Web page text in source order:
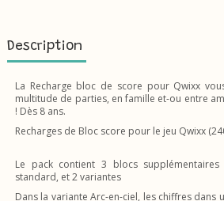
Description
La Recharge bloc de score pour Qwixx
multitude de parties, en famille et-ou entre
! Dès 8 ans.
Recharges de Bloc score pour le jeu Qwixx
Le pack contient 3 blocs
standard, et 2 variantes
Dans la variante Arc-en-ciel, les chiffres dans